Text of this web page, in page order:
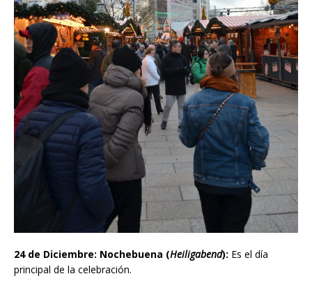
24 de Diciembre: Nochebuena (Heiligabend): Es el día
principal de la celebración.